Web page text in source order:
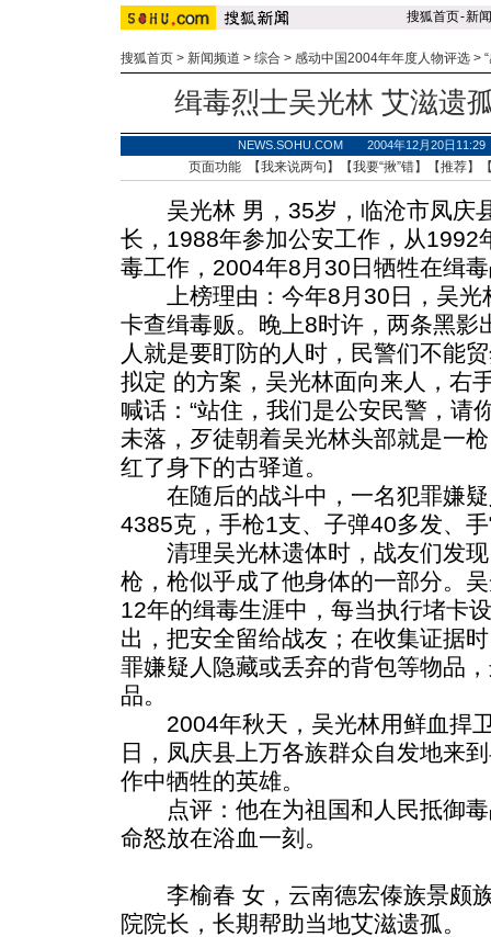
搜狐首页-新闻
搜狐首页 > 新闻频道 > 综合 > 感动中国2004年年度人物评选 >
缉毒烈士吴光林 艾滋遗
NEWS.SOHU.COM 2004年12月20日
页面功能 【我来说两句 】【我要“揪”错】【推荐】
吴光林 男，35岁，临沧市凤庆
长，1988年参加公安工作，从1992
毒工作，2004年8月30日牺牲在缉
上榜理由：今年8月30日，吴光
卡查缉毒贩。晚上8时许，两条黑影
人就是要盯防的人时，民警们不能
拟定 的方案，吴光林面向来人，右
喊话：“站住，我们是公安民警，
未落，歹徒朝着吴光林头部就是一
红了身下的古驿道。
在随后的战斗中，一名犯罪嫌疑
4385克，手枪1支、子弹40多发、
清理吴光林遗体时，战友们发现
枪，枪似乎成了他身体的一部分。
12年的缉毒生涯中，每当执行堵卡
出，把安全留给战友；在收集证据
罪嫌疑人隐藏或丢弃的背包等物品
品。
2004年秋天，吴光林用鲜血捍
日，凤庆县上万各族群众自发地来
作中牺牲的英雄。
点评：他在为祖国和人民抵御毒
命怒放在浴血一刻。
李榆春 女，云南德宏傣族景颇
院院长，长期帮助当地艾滋遗孤。